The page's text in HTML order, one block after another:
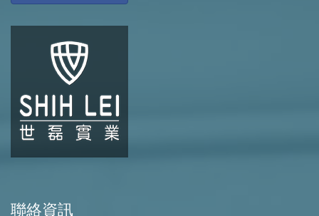
聯絡資訊